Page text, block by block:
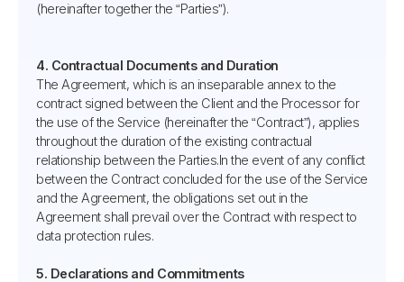
(hereinafter together the “Parties”).
4. Contractual Documents and Duration
The Agreement, which is an inseparable annex to the
contract signed between the Client and the Processor for
the use of the Service (hereinafter the “Contract”), applies
throughout the duration of the existing contractual
relationship between the Parties.In the event of any conflict
between the Contract concluded for the use of the Service
and the Agreement, the obligations set out in the
Agreement shall prevail over the Contract with respect to
data protection rules.
5. Declarations and Commitments